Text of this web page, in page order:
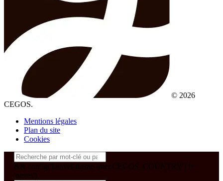
© 2026
CEGOS.
Mentions légales
Plan du site
Cookies
&& config('laravel-theme-inter.CEGOS_COUNTRY') !=
'neves')